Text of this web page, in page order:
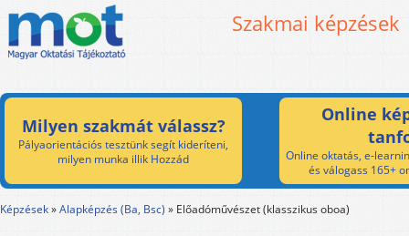
Szakmai képzések
Milyen szakmát válassz?
Pályaorientációs tesztünk segít kideríteni,
milyen munka illik Hozzád
Online
Online oktatás, e-
és válogass 165+
Képzések»Alapképzés (Ba, Bsc) » Előadóművészet (klasszikus oboa)